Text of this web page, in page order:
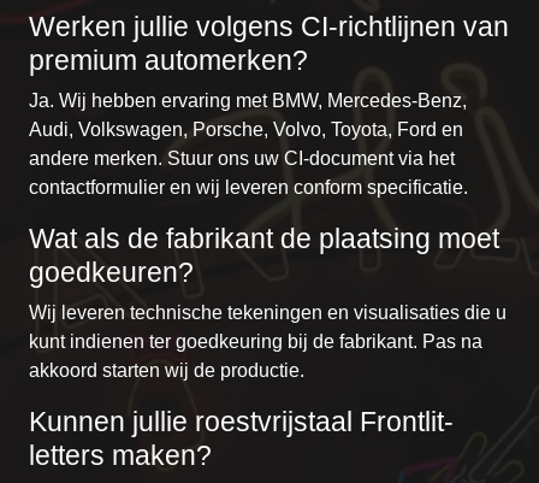
Werken jullie volgens CI-richtlijnen van
premium automerken?
Ja. Wij hebben ervaring met BMW, Mercedes-Benz,
Audi, Volkswagen, Porsche, Volvo, Toyota, Ford en
andere merken. Stuur ons uw CI-document via het
contactformulier en wij leveren conform specificatie.
Wat als de fabrikant de plaatsing moet
goedkeuren?
Wij leveren technische tekeningen en visualisaties die u
kunt indienen ter goedkeuring bij de fabrikant. Pas na
akkoord starten wij de productie.
Kunnen jullie roestvrijstaal Frontlit-
letters maken?